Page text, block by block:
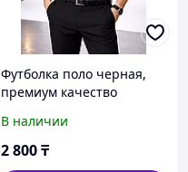
Футболка поло черная,
премиум качество
В наличии
2 800₸